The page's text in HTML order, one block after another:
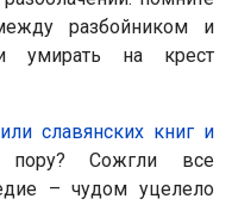
разбойником и
умирать на крест
славянских книг и
Сожгли все
– чудом уцелело